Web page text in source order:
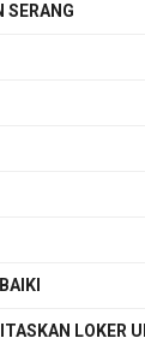
SERANG
LOKER